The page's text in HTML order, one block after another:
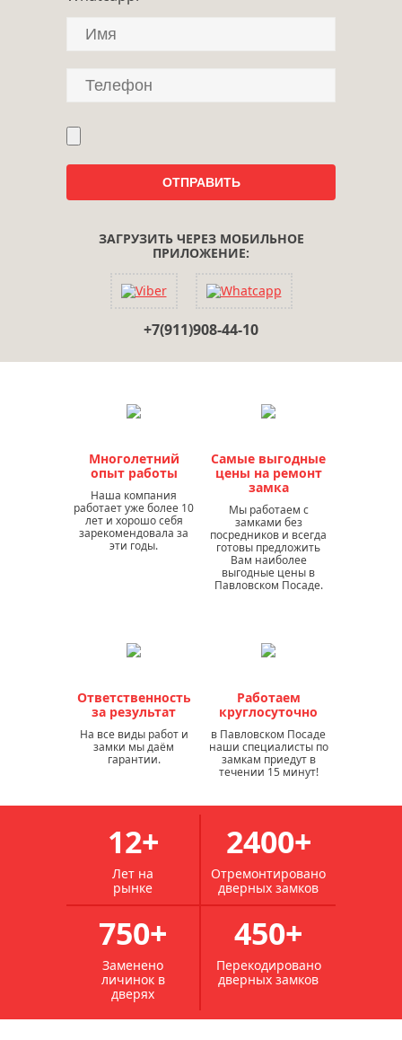
ЗАГРУЗИТЬ ЧЕРЕЗ МОБИЛЬНОЕ
ПРИЛОЖЕНИЕ:
+7(911)908-44-10
Многолетний
опыт работы
Наша компания
работает уже более 10
лет и хорошо себя
зарекомендовала за
эти годы.
Самые выгодные
цены на ремонт
замка
Мы работаем с
замками без
посредников и всегда
готовы предложить
Вам наиболее
выгодные цены в
Павловском Посаде.
Ответственность
за результат
На все виды работ и
замки мы даём
гарантии.
Работаем
круглосуточно
в Павловском Посаде
наши специалисты по
замкам приедут в
течении 15 минут!
12+
Лет на
рынке
2400+
Отремонтировано
дверных замков
750+
Заменено
личинок в
дверях
450+
Перекодировано
дверных замков